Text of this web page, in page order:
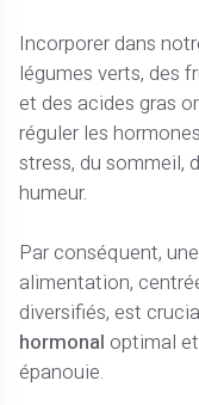
Incorporer dans
légumes verts, des
et des acides gras
réguler les
stress, du sommeil,
humeur.
Par conséquent,
alimentation,
diversifiés, est
hormonal optimal
épanouie.